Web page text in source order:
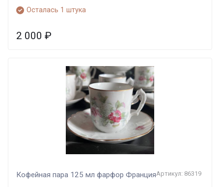
Осталась 1 штука
2 000 ₽
Кофейная пара 125 мл фарфор ФранцияАртикул: 86319